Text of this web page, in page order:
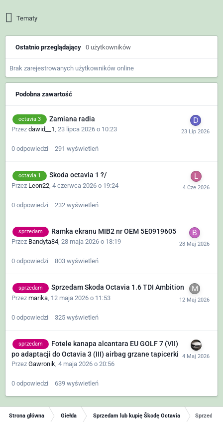
Tematy
Ostatnio przeglądający 0 użytkowników
Brak zarejestrowanych użytkowników online
Podobna zawartość
octavia 3 Zamiana radia
Przez dawid__1, 23 lipca 2026 o 10:23
0 odpowiedzi 291 wyświetleń
octavia 1 Skoda octavia 1 ?/
Przez Leon22 4 czerwca 2026 o 19:24
0 odpowiedzi 232 wyświetleń
sprzedam Ramka ekranu MIB2 nr OEM 5E0919605
Przez Bandyta84, 28 maja 2026 o 18:19
0 odpowiedzi 803 wyświetleń
sprzedam Sprzedam Skoda Octavia 1.6 TDI Ambition
Przez marika 12 maja 2026 o 11:53
0 odpowiedzi 325 wyświetleń
sprzedam
Fotele kanapa alcantara EU GOLF 7 (VII)
po adaptacji do Octavia 3 (III) airbag grzane tapicerki
Przez Gawronik 4 maja 2026 o 20:56
0 odpowiedzi 639 wyświetleń
Strona główna Giełda Sprzedam lub kupię Škodę Octavia Sprzedam